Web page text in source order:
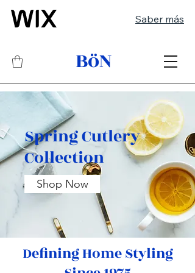
Saber más